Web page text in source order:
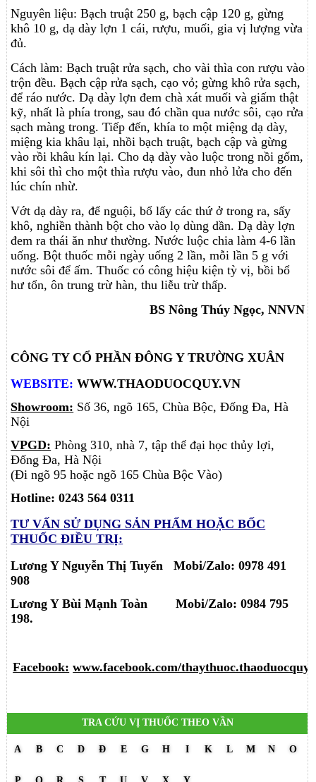
Nguyên liệu: Bạch truật 250 g, bạch cập 120 g, gừng
khô 10 g, dạ dày lợn 1 cái, rượu, muối, gia vị lượng vừa
đủ.
Cách làm: Bạch truật rửa sạch, cho vài thìa con rượu vào
trộn đều. Bạch cập rửa sạch, cạo vỏ; gừng khô rửa sạch,
để ráo nước. Dạ dày lợn đem chà xát muối và giấm thật
kỹ, nhất là phía trong, sau đó chần qua nước sôi, cạo rửa
sạch màng trong. Tiếp đến, khía to một miệng dạ dày,
miệng kia khâu lại, nhồi bạch truật, bạch cập và gừng
vào rồi khâu kín lại. Cho dạ dày vào luộc trong nồi gốm,
khi sôi thì cho một thìa rượu vào, đun nhỏ lửa cho đến
lúc chín nhừ.
Vớt dạ dày ra, để nguội, bổ lấy các thứ ở trong ra, sấy
khô, nghiền thành bột cho vào lọ dùng dần. Dạ dày lợn
đem ra thái ăn như thường. Nước luộc chia làm 4-6 lần
uống. Bột thuốc mỗi ngày uống 2 lần, mỗi lần 5 g với
nước sôi để ấm. Thuốc có công hiệu kiện tỳ vị, bồi bổ
hư tổn, ôn trung trừ hàn, thu liễu trừ thấp.
BS Nông Thúy Ngọc, NNVN
CÔNG TY CỔ PHẦN ĐÔNG Y TRƯỜNG XUÂN
WEBSITE:WWW.THAODUOCQUY.VN
Showroom: Số 36, ngõ 165, Chùa Bộc, Đống Đa, Hà
Nội
VPGD: Phòng 310, nhà 7, tập thể đại học thủy lợi,
Đống Đa, Hà Nội
(Đi ngõ 95 hoặc ngõ 165 Chùa Bộc Vào)
Hotline: 0243 564 0311
TƯ VẤN SỬ DỤNG SẢN PHẨMHOẶC BỐC
THUỐC ĐIỀU TRỊ:
Lương Y Nguyễn Thị Tuyển Mobi/Zalo: 0978 491
908
Lương Y Bùi Mạnh ToànMobi/Zalo:0984 795
198.
Facebook: www.facebook.com/
TRA CỨU VỊ THUỐC THEO VẦN
A B C D Đ E G H I K L M N O